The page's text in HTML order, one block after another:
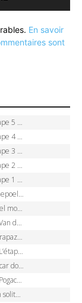
En savoir
sont
coule
en crise
jaune
7e record
jaune
au sprint
cinq sacres
Elysées ?
le podium
à Pogacar ?
pulvérisé
?
à pois